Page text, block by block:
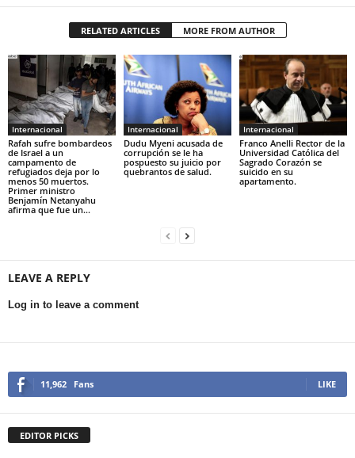
RELATED ARTICLES MORE FROM AUTHOR
Internacional
Rafah sufre bombardeos
de Israel a un
campamento de
refugiados deja por lo
menos 50 muertos.
Primer ministro
Benjamín Netanyahu
afirma que fue un...
Internacional
Dudu Myeni acusada de
corrupción se le ha
pospuesto su juicio por
quebrantos de salud.
Internacional
Franco Anelli Rector de la
Universidad Católica del
Sagrado Corazón se
suicido en su
apartamento.
LEAVE A REPLY
Log in to leave a comment
11,962 Fans LIKE
EDITOR PICKS